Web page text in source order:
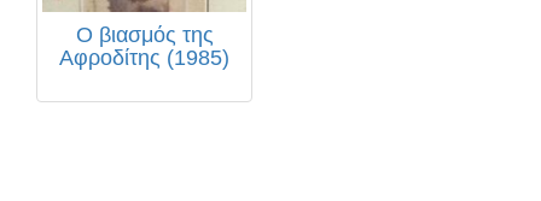
Ο βιασμός της
Αφροδίτης (1985)